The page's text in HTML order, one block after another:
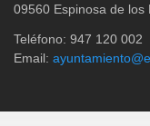
09560 Espinosa de los
Teléfono: 947 120 002
Email: